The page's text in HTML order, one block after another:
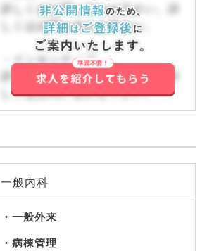
詳しくはお問い合わせ下さい。詳
しくはお問い合わせ下さい。
・インセンティブ
詳しくはお問い合わせ下さい。詳
しくはお問い合わせ下さい。
一般内科
一般外来
病棟管理